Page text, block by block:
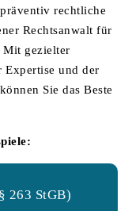
rechtliche
Rechtsanwalt für
Mit gezielter
Expertise und der
Sie das Beste
263 StGB)